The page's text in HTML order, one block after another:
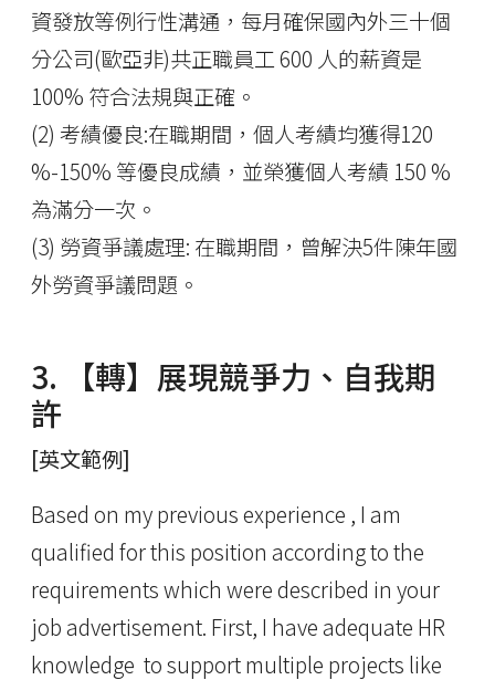
資發放等例行性溝通，每月確保國內外三十個
分公司(歐亞非)共正職員工 600 人的薪資是
100% 符合法規與正確。
(2) 考績優良:在職期間，個人考績均獲得120
%-150% 等優良成績，並榮獲個人考績 150 %
為滿分一次。
(3) 勞資爭議處理: 在職期間，曾解決5件陳年國
外勞資爭議問題。
3. 【轉】展現競爭力、自我期
許
[英文範例]
Based on my previous experience , I am
qualified for this position according to the
requirements which were described in your
job advertisement. First, I have adequate HR
knowledge to support multiple projects like